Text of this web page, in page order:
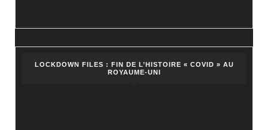
LOCKDOWN FILES : FIN DE L’HISTOIRE « COVID » AU
ROYAUME-UNI